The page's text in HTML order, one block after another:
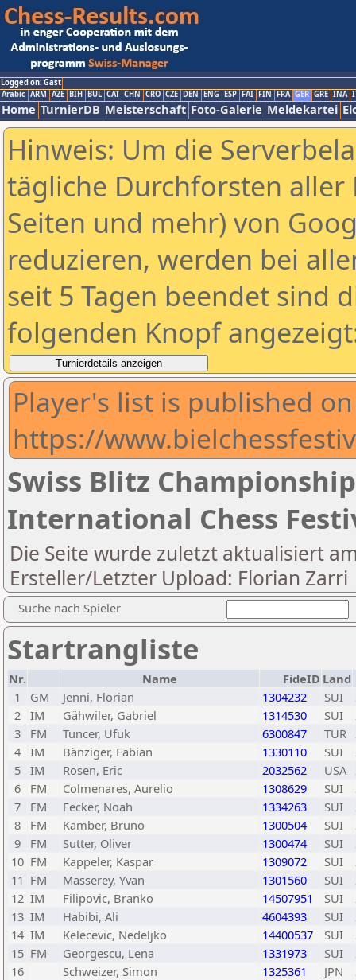
Logged on: Gast
Arabic ARM AZE BIH BUL CAT CHN CRO CZE DEN ENG ESP FAI FIN FRA GER GRE INA
Home TurnierDB Meisterschaft Foto-Galerie Meldekartei
Hinweis: Um die
tägliche Durchforsten aller
Seiten und mehr) von
reduzieren, werden bei
seit 5 Tagen beendet sind
folgenden Knopf
Player's list is published
https://
Swiss Blitz
International Chess
Die Seite wurde zuletzt aktualisiert
Ersteller/Letzter Upload: Florian Zarri
Suche nach Spieler
Startrangliste
Nr. Name FideID Land
1
GM Jenni, Florian 1304232 SUI
2 IM Gähwiler, Gabriel 1314530 SUI
3
FM Tuncer, Ufuk 6300847 TUR
4 IM Bänziger, Fabian 1330110 SUI
5 IM Rosen, Eric 2032562 USA
6
FM Colmenares, Aurelio 1308629 SUI
7
FM Fecker, Noah 1334263 SUI
8
FM Kamber, Bruno 1300504 SUI
9
FM Sutter, Oliver 1300474 SUI
10 FM Kappeler, Kaspar 1309072 SUI
11 FM Masserey, Yvan 1301560 SUI
12 IM Filipovic, Branko 14507951 SUI
13 IM Habibi, Ali 4604393 SUI
14 IM Kelecevic, Nedeljko 14400537 SUI
15 FM Georgescu, Lena 1331973 SUI
16
Schweizer, Simon 1325361 JPN